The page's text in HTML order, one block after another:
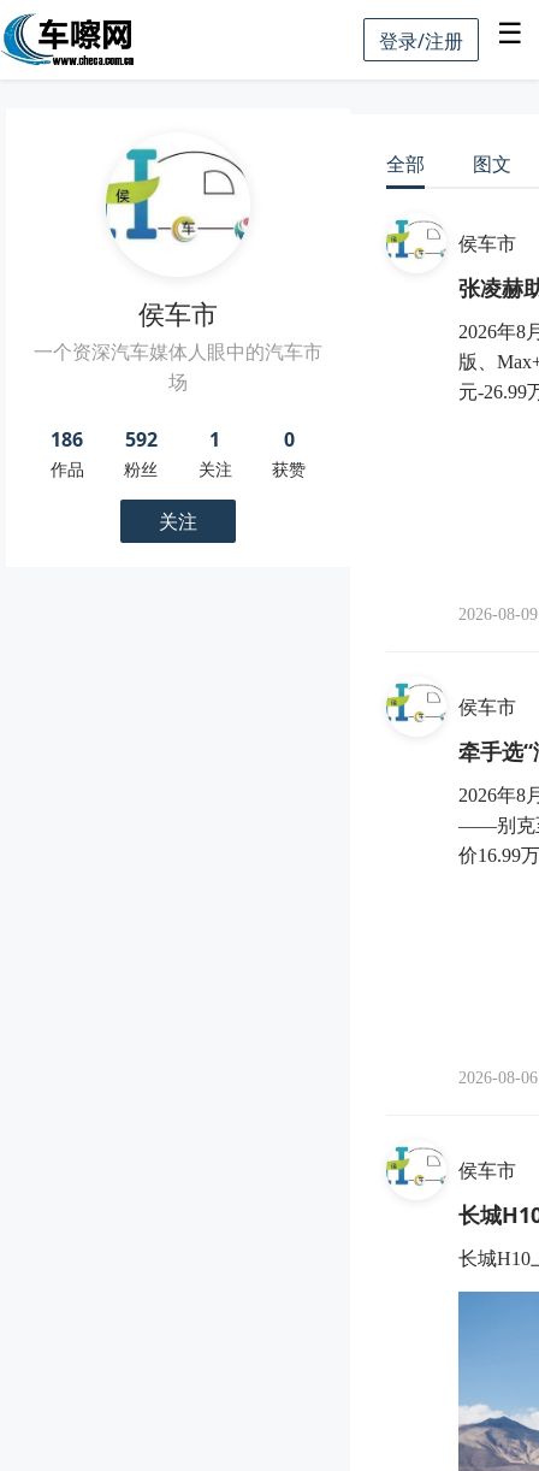
登录/注册 ☰
侯车市
一个资深汽车媒体人眼中的汽车市
场
186
作品
592
粉丝
1
关注
0
获赞
关注
全部 图文
侯车市
张凌赫
2026年8
版、
元-26.99
2026-08-09
侯车市
牵手选
2026年8
——别克
价16.99
2026-08-06
侯车市
长城
长城H10